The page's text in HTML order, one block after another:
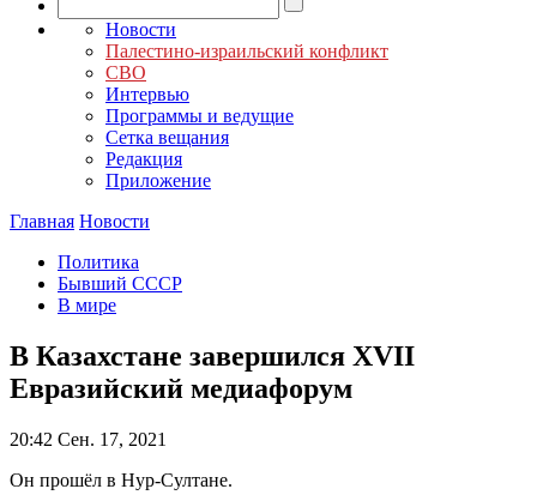
Новости
Палестино-израильский конфликт
СВО
Интервью
Программы и ведущие
Сетка вещания
Редакция
Приложение
Главная Новости
Политика
Бывший СССР
В мире
В Казахстане завершился XVII
Евразийский медиафорум
20:42 Сен. 17, 2021
Он прошёл в Нур-Султане.